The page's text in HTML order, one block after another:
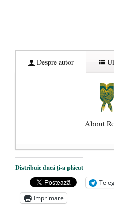
Despre autor
About
Dezvăluiri
președintele
Zelensky
- 13 mai
Statul care servește
Distribuie dacă ți-a plăcut
Imprimare